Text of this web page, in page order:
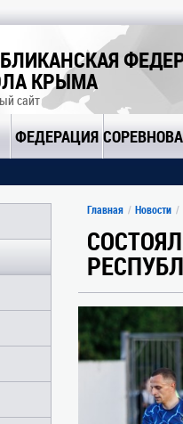
КРЫМА
сайт
ФЕДЕРАЦИЯ
Главная Новости